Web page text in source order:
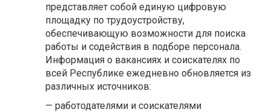
представляет собой единую цифровую
площадку по трудоустройству,
обеспечивающую возможности для поиска
работы и содействия в подборе персонала.
Информация о вакансиях и соискателях по
всей Республике ежедневно обновляется из
различных источников:
— работодателями и соискателями